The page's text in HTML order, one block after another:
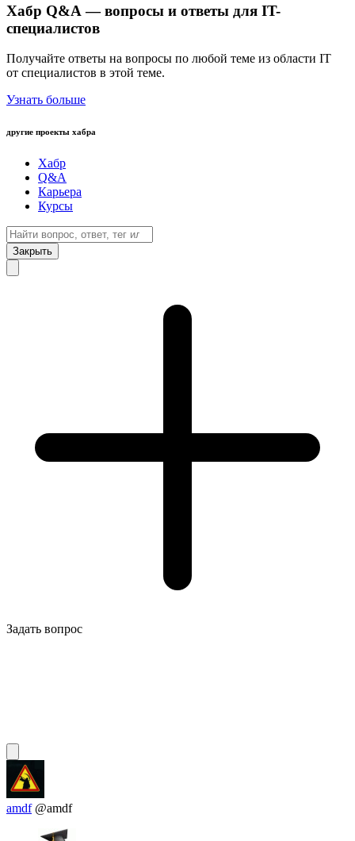
Хабр Q&A — вопросы и ответы для IT-
специалистов
Получайте ответы на вопросы по любой теме из области IT
от специалистов в этой теме.
Узнать больше
другие проекты хабра
Хабр
Q&A
Карьера
Курсы
Закрыть
Задать вопрос
amdf @amdf